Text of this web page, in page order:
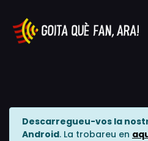
Descarregueu-vos la
Android. La trobareu en